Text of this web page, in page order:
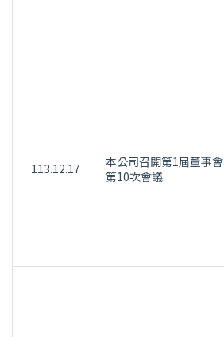
113.12.17
本公司召開第1屆董事會
第10次會議